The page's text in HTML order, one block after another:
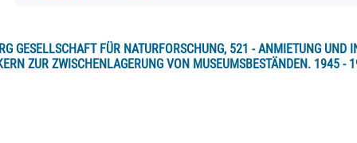
GESELLSCHAFT FÜR NATURFORSCHUNG, 521 - ANMIETUNG
ZUR ZWISCHENLAGERUNG VON MUSEUMSBESTÄNDEN. 1945 -